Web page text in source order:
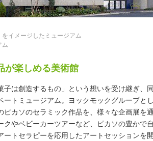
イメージしたミュージアム
ム
が楽しめる美術館
子は創造するもの」という想いを受け継ぎ、
ートミュージアム。ヨックモックグループと
ピカソのセラミック作品を、様々な企画展を
やベビーカーツアーなど、ピカソの豊かで
ートセラピーを応用したアートセッションを